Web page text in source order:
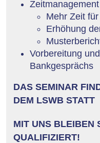
Mehr Zeit
Erhöhung
Vorbereitung
Bankgesprächs
DAS SEMINAR
DEM LSWB STATT
MIT UNS BLEIBEN
QUALIFIZIERT!